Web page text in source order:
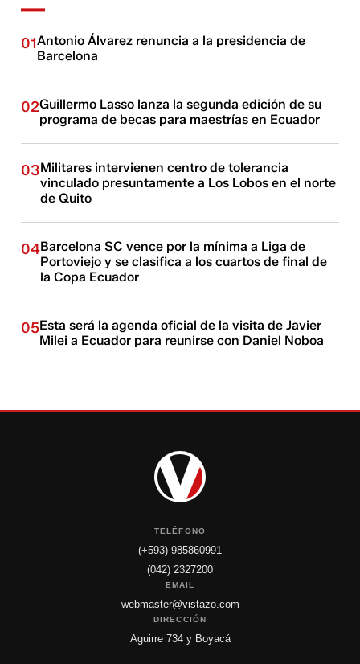
01Antonio Álvarez renuncia a la presidencia de
Barcelona
02Guillermo Lasso lanza la segunda edición de su
programa de becas para maestrías en Ecuador
03Militares intervienen centro de tolerancia
vinculado presuntamente a Los Lobos en el norte
de Quito
04Barcelona SC vence por la mínima a Liga de
Portoviejo y se clasifica a los cuartos de final de
la Copa Ecuador
05Esta será la agenda oficial de la visita de Javier
Milei a Ecuador para reunirse con Daniel Noboa
TELÉFONO
(+593) 985860991
(042) 2327200
EMAIL
webmaster@vistazo.com
DIRECCIÓN
Aguirre 734 y Boyacá